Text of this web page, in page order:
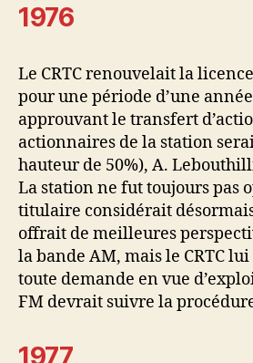
1976
Le CRTC renouvelait la
pour une période d’une
approuvant le transfert
actionnaires de la station
hauteur de 50%), A.
La station ne fut toujours pas
titulaire considérait
offrait de meilleures
la bande AM, mais le CRTC
toute demande en vue
FM devrait suivre la
1977